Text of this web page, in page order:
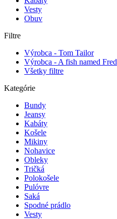
Vesty
Obuv
Filtre
Výrobca - Tom Tailor
Výrobca - A fish named Fred
Všetky filtre
Kategórie
Bundy
Jeansy
Kabáty
Košele
Mikiny
Nohavice
Obleky
Tričká
Polokošele
Pulóvre
Saká
Spodné prádlo
Vesty